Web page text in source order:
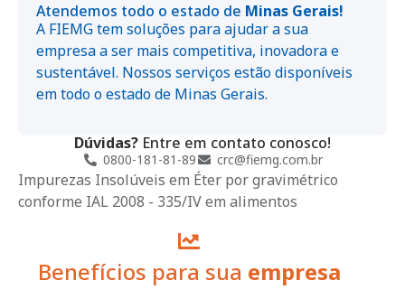
Impurezas Insolúveis em Éter por gravimétrico
conforme IAL 2008 - 335/IV em alimentos
Benefícios para sua empresa
Atendemos todo o estado de Minas Gerais!
A FIEMG tem soluções para ajudar a sua
empresa a ser mais competitiva, inovadora e
sustentável. Nossos serviços estão disponíveis
em todo o estado de Minas Gerais.
Dúvidas? Entre em contato conosco!
0800-181-81-89 crc@fiemg.com.br